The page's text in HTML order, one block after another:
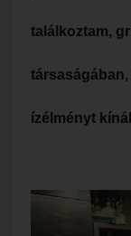
találkoztam,
ízélményt